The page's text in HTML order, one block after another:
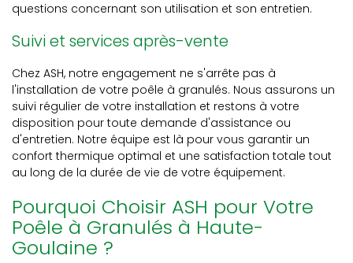
questions concernant son utilisation et son entretien.
Suivi et services après-vente
Chez ASH, notre engagement ne s'arrête pas à
l'installation de votre poêle à granulés. Nous assurons un
suivi régulier de votre installation et restons à votre
disposition pour toute demande d'assistance ou
d'entretien. Notre équipe est là pour vous garantir un
confort thermique optimal et une satisfaction totale tout
au long de la durée de vie de votre équipement.
Pourquoi Choisir ASH pour Votre
Poêle à Granulés à Haute-
Goulaine ?